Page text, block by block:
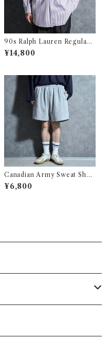
90s Ralph Lauren Regular
Collar Purple Regular Shirt
s ラルフローレン レギュラー
¥14,800
Canadian Army Sweat Shor
t-Pants カナダ軍 スウェット
ショーツ
¥6,800